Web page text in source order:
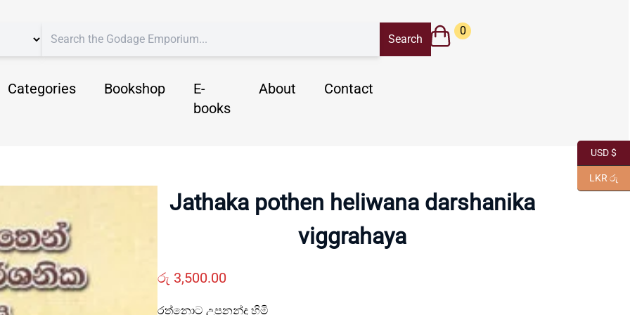
Categories Bookshop
E-
books
About Contact
0
Jathaka pothen heliwana darshanika
viggrahaya
රු 3,500.00
රත්නොට උපනන්ද හිමි
USD $
LKR රු